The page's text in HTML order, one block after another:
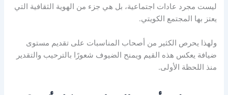
ليست مجرد عادات اجتماعية، بل هي جزء من الهوية الثقافية التي
يعتز بها المجتمع الكويتي.
ولهذا يحرص الكثير من أصحاب المناسبات على تقديم مستوى
ضيافة يعكس هذه القيم ويمنح الضيوف شعورًا بالترحيب والتقدير
منذ اللحظة الأولى.